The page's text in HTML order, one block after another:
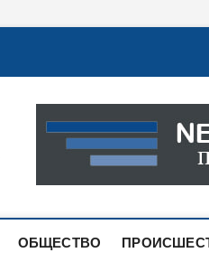
Новости
САМАЯ АКТУАЛЬНАЯ
САЙТЕ ВЫ НАЙДЕТЕ
ОБЩЕСТВО